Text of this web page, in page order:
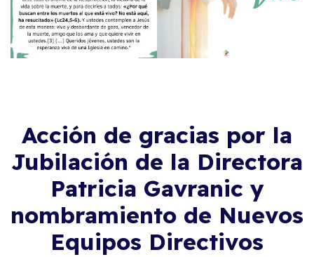
Acción de gracias por la
Jubilación de la Directora
Patricia Gavranic y
nombramiento de Nuevos
Equipos Directivos